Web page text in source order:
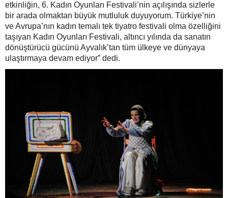
etkinliğin, 6. Kadın Oyunları Festivali’nin açılışında sizlerle
bir arada olmaktan büyük mutluluk duyuyorum. Türkiye’nin
ve Avrupa’nın kadın temalı tek tiyatro festivali olma özelliğini
taşıyan Kadın Oyunları Festivali, altıncı yılında da sanatın
dönüştürücü gücünü Ayvalık’tan tüm ülkeye ve dünyaya
ulaştırmaya devam ediyor” dedi.